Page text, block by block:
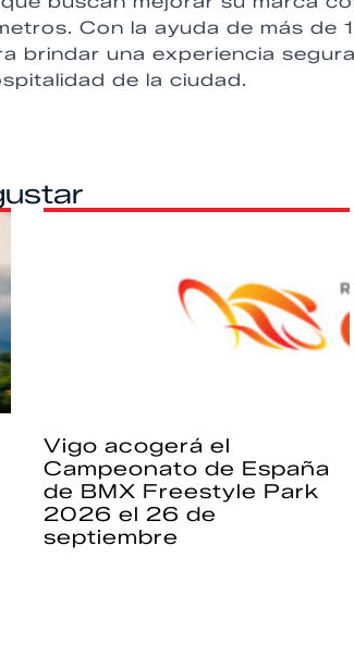
Con la ayuda de más de
brindar una experiencia
de la ciudad.
Vigo acogerá el
Campeonato de España
de BMX Freestyle Park
2026 el 26 de
septiembre